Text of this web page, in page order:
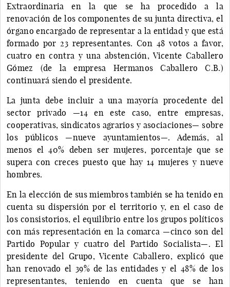
Extraordinaria en la que se ha procedido a la
renovación de los componentes de su junta directiva, el
órgano encargado de representar a la entidad y que está
formado por 23 representantes. Con 48 votos a favor,
cuatro en contra y una abstención, Vicente Caballero
Gómez (de la empresa Hermanos Caballero C.B.)
continuará siendo el presidente.
La junta debe incluir a una mayoría procedente del
sector privado —14 en este caso, entre empresas,
cooperativas, sindicatos agrarios y asociaciones— sobre
los públicos —nueve ayuntamientos—. Además, al
menos el 40% deben ser mujeres, porcentaje que se
supera con creces puesto que hay 14 mujeres y nueve
hombres.
En la elección de sus miembros también se ha tenido en
cuenta su dispersión por el territorio y, en el caso de
los consistorios, el equilibrio entre los grupos políticos
con más representación en la comarca —cinco son del
Partido Popular y cuatro del Partido Socialista—. El
presidente del Grupo, Vicente Caballero, explicó que
han renovado el 39% de las entidades y el 48% de los
representantes, teniendo en cuenta que se han